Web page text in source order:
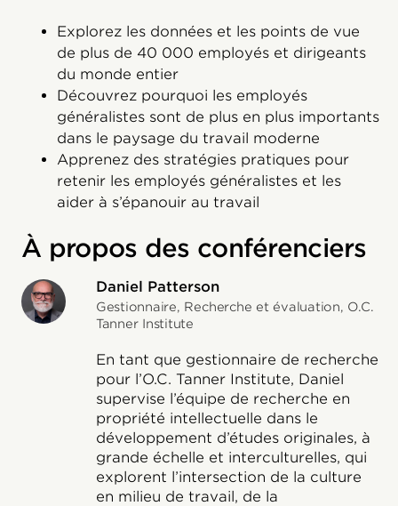
Explorez les données et les points de vue
de plus de 40 000 employés et dirigeants
du monde entier
Découvrez pourquoi les employés
généralistes sont de plus en plus importants
dans le paysage du travail moderne
Apprenez des stratégies pratiques pour
retenir les employés généralistes et les
aider à s’épanouir au travail
À propos des conférenciers
Daniel Patterson
Gestionnaire, Recherche et évaluation, O.C.
Tanner Institute
En tant que gestionnaire de recherche
pour l’O.C. Tanner Institute, Daniel
supervise l’équipe de recherche en
propriété intellectuelle dans le
développement d’études originales, à
grande échelle et interculturelles, qui
explorent l’intersection de la culture
en milieu de travail, de la